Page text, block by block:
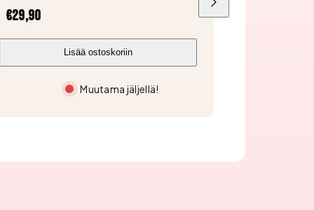
Hinta
€29,90
Lisää ostoskoriin
Muutama jäljellä!
Liu'uta
oikealle